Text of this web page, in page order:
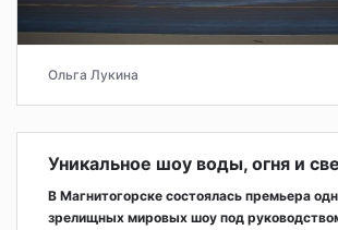
Ольга Лукина
Уникальное шоу воды, огня и
В Магнитогорске состоялась премьера
зрелищных мировых шоу под